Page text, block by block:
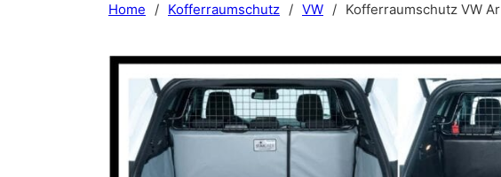
Home / Kofferraumschutz / VW / Kofferraumschutz VW